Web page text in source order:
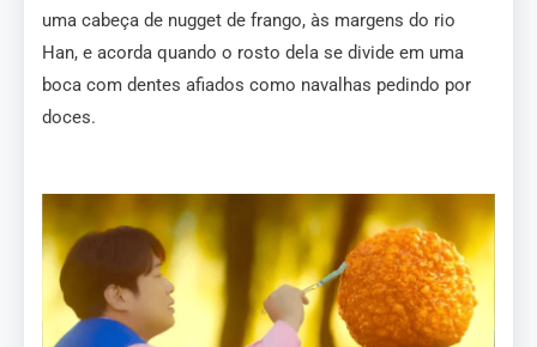
uma cabeça de nugget de frango, às margens do rio
Han, e acorda quando o rosto dela se divide em uma
boca com dentes afiados como navalhas pedindo por
doces.